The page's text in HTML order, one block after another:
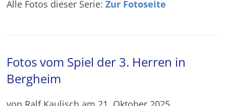
Alle Fotos dieser Serie:Zur Fotoseite
Fotos vom Spiel der 3. Herren in
Bergheim